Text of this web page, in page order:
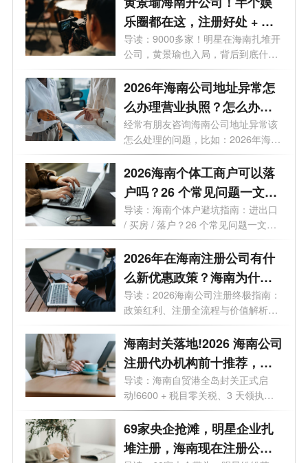
乐圈都在这，注册好处 + 费
用一次说清
导读：9000多家！明星在海南扎堆开
公司，黄景瑜也入局，背后到底什么
信号...
2026年海南公司地址异常怎
么办理营业执照？怎么办理
变更业务？
经常有朋友咨询海南公司地址异常该
怎么处理的问题，比如：2026年海南
公司...
2026海南个体工商户可以落
户吗？26 个常见问题一文读
懂
导读：海南个体户避坑指南：进出口
/ 买房 / 落户？26 个常见问题一文读
懂最...
2026年在海南注册公司有什
么新优惠政策？海南为什么
是块宝地？
导读：2026海南公司注册终极指南：
政策红利、注册全流程与价值解析。
2026年...
海南封关落地!2026 海南公司
注册代办机构前十推荐，海
口 / 三亚营业执照代办选这些
不踩坑
导读：海南自贸港全岛封关正式启
动!6600 + 税目零关税、3 天领执
照、15% 企业...
69家央企抢滩，明星企业扎
堆注册，海南现在注册公司